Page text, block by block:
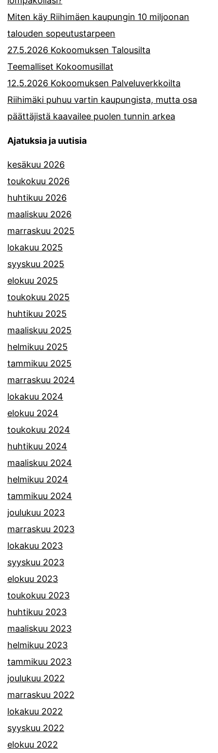
Miten käy Riihimäen kaupungin 10 miljoonan
talouden sopeutustarpeen
27.5.2026 Kokoomuksen Talousilta
Teemalliset Kokoomusillat
12.5.2026 Kokoomuksen Palveluverkkoilta
Riihimäki puhuu vartin kaupungista, mutta osa
päättäjistä kaavailee puolen tunnin arkea
Ajatuksia ja uutisia
kesäkuu 2026
toukokuu 2026
huhtikuu 2026
maaliskuu 2026
marraskuu 2025
lokakuu 2025
syyskuu 2025
elokuu 2025
toukokuu 2025
huhtikuu 2025
maaliskuu 2025
helmikuu 2025
tammikuu 2025
marraskuu 2024
lokakuu 2024
elokuu 2024
toukokuu 2024
huhtikuu 2024
maaliskuu 2024
helmikuu 2024
tammikuu 2024
joulukuu 2023
marraskuu 2023
lokakuu 2023
syyskuu 2023
elokuu 2023
toukokuu 2023
huhtikuu 2023
maaliskuu 2023
helmikuu 2023
tammikuu 2023
joulukuu 2022
marraskuu 2022
lokakuu 2022
syyskuu 2022
elokuu 2022